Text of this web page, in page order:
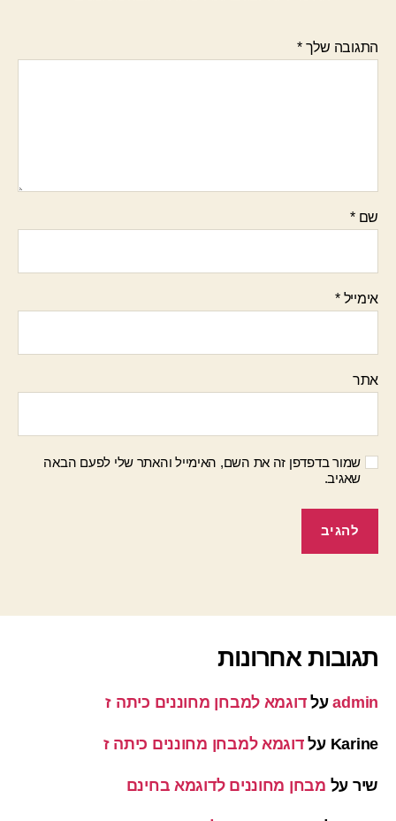
התגובה שלך*
שם*
אימייל*
אתר
שמור בדפדפן זה את השם, האימייל והאתר שלי לפעם הבאה
שאגיב.
תגובות אחרונות
adminעלדוגמא למבחן מחוננים כיתה ז
Karine עלדוגמא למבחן מחוננים כיתה ז
שיר על מבחן מחוננים לדוגמא בחינם